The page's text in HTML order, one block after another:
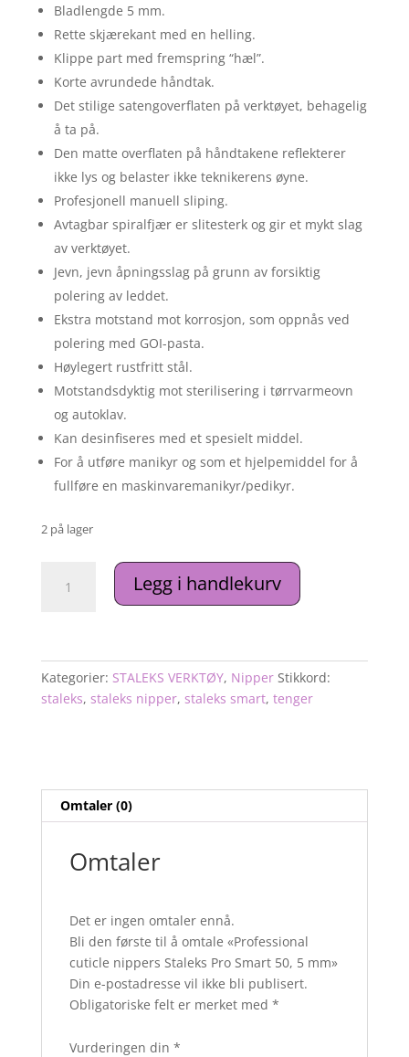
Bladlengde 5 mm.
Rette skjærekant med en helling.
Klippe part med fremspring “hæl”.
Korte avrundede håndtak.
Det stilige satengoverflaten på verktøyet, behagelig
å ta på.
Den matte overflaten på håndtakene reflekterer
ikke lys og belaster ikke teknikerens øyne.
Profesjonell manuell sliping.
Avtagbar spiralfjær er slitesterk og gir et mykt slag
av verktøyet.
Jevn, jevn åpningsslag på grunn av forsiktig
polering av leddet.
Ekstra motstand mot korrosjon, som oppnås ved
polering med GOI-pasta.
Høylegert rustfritt stål.
Motstandsdyktig mot sterilisering i tørrvarmeovn
og autoklav.
Kan desinfiseres med et spesielt middel.
For å utføre manikyr og som et hjelpemiddel for å
fullføre en maskinvaremanikyr/pedikyr.
2 på lager
Professional
cuticle
Smart
50,
Legg i handlekurv
Kategorier: STALEKS VERKTØY, Nipper Stikkord:
staleks, staleks nipper, staleks smart, tenger
Omtaler (0)
Omtaler
Det er ingen omtaler ennå.
Bli den første til å omtale «Professional
cuticle nippers Staleks Pro Smart 50, 5 mm»
Din e-postadresse vil ikke bli publisert.
Obligatoriske felt er merket med *
Vurderingen din *